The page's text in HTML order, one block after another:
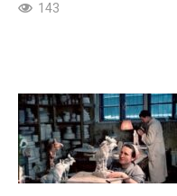
143